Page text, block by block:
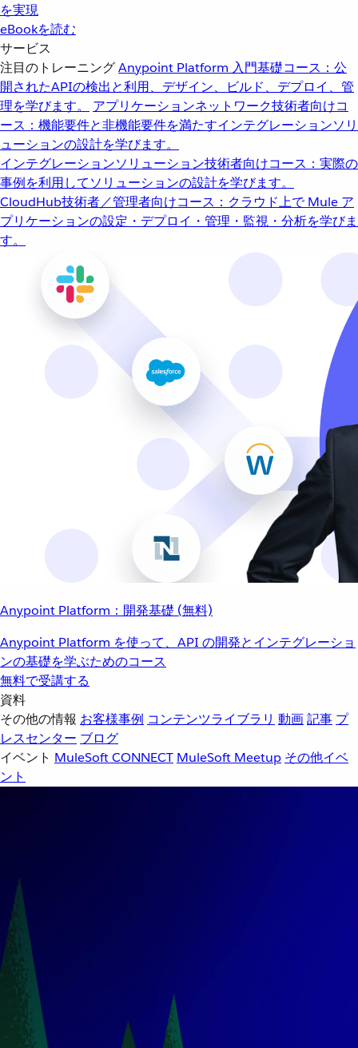
を実現
eBookを読む
サービス
注目のトレーニングAnypoint Platform 入門基礎コース：公
開されたAPIの検出と利用、デザイン、ビルド、デプロイ、管
理を学びます。
アプリケーションネットワーク技術者向けコ
ース：機能要件と非機能要件を満たすインテグレーションソリ
ューションの設計を学びます。
インテグレーションソリューション技術者向けコース：実際の
事例を利用してソリューションの設計を学びます。
CloudHub技術者／管理者向けコース：クラウド上で Mule ア
プリケーションの設定・デプロイ・管理・監視・分析を学びま
す。
Anypoint Platform：開発基礎 (無料)
Anypoint Platform を使って、API の開発とインテグレーショ
ンの基礎を学ぶためのコース
無料で受講する
資料
その他の情報 お客様事例 コンテンツライブラリ 動画記事 プ
レスセンター ブログ
イベント MuleSoft CONNECT MuleSoft Meetup その他イベ
ント